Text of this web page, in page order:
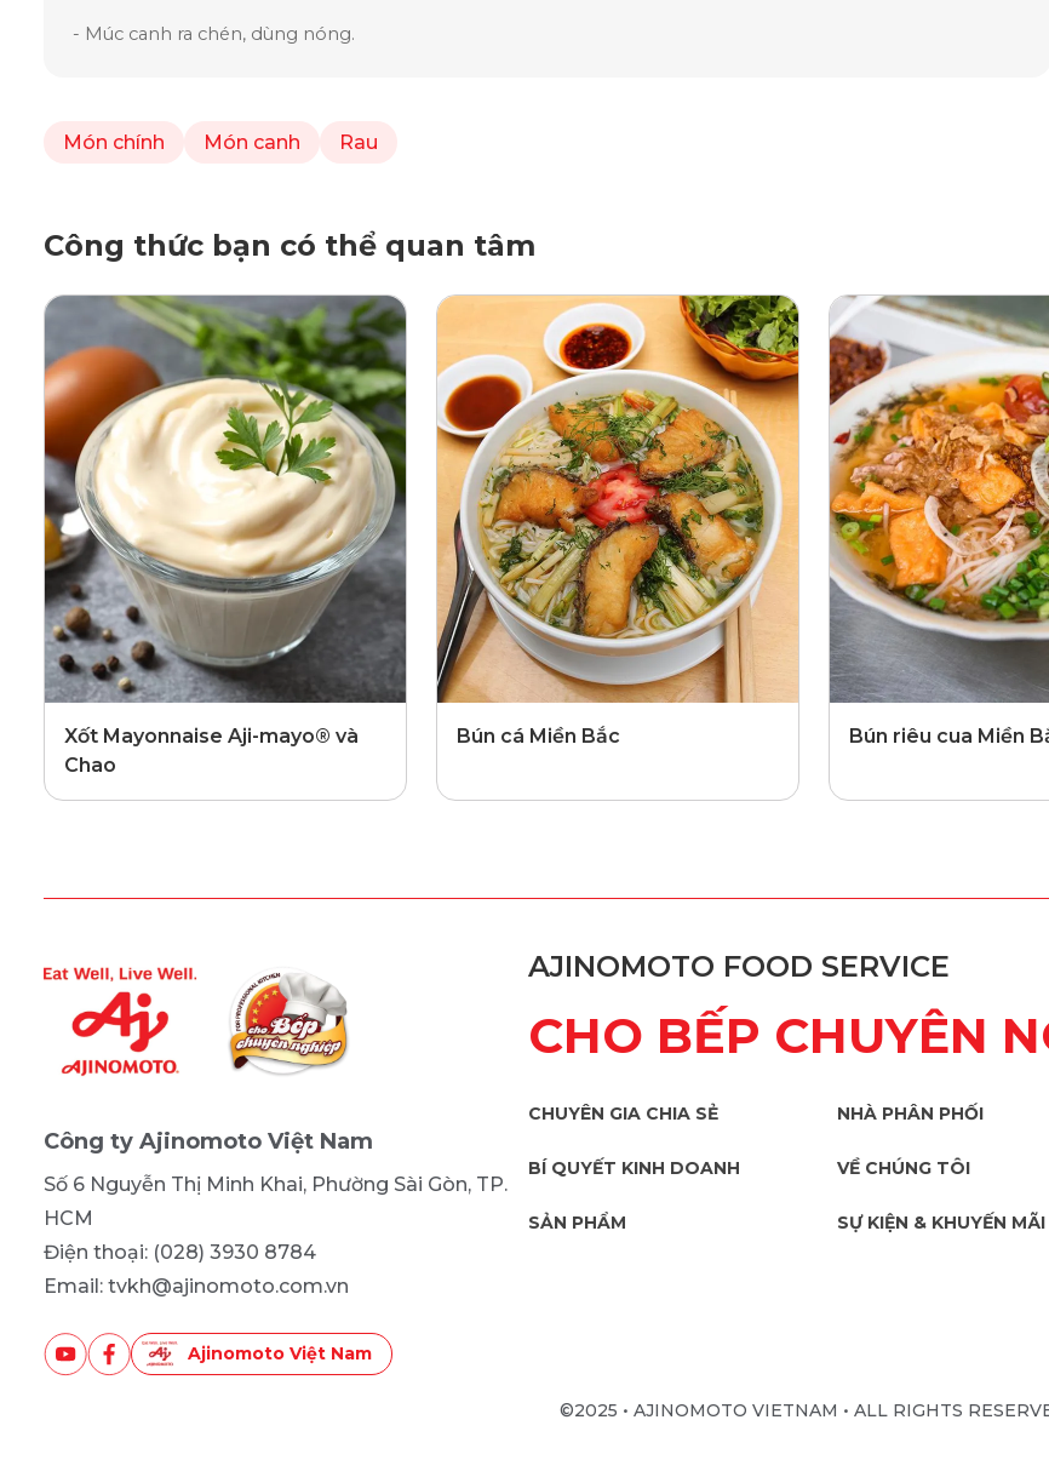
- Múc canh ra chén, dùng nóng.
Món chính Món canh Rau
Công thức bạn có thể quan tâm
Xốt Mayonnaise Aji-mayo® và
Chao
Bún cá Miền Bắc Bún riêu cua Miền
Công ty Ajinomoto Việt Nam
Số 6 Nguyễn Thị Minh Khai, Phường Sài Gòn, TP.
HCM
Điện thoại: (028) 3930 8784
Email: tvkh@ajinomoto.com.vn
Ajinomoto Việt Nam
AJINOMOTO FOOD SERVICE
CHO BẾP CHUYÊN
CHUYÊN GIA CHIA SẺ
BÍ QUYẾT KINH DOANH
SẢN PHẨM
NHÀ PHÂN PHỐI
VỀ CHÚNG TÔI
SỰ KIỆN & KHUYẾN MÃI
©2025 • AJINOMOTO VIETNAM • ALL RIGHTS